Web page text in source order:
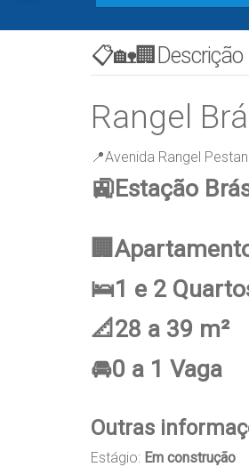
📋🏡🏢Descrição
Rangel
📍Avenida Rangel
🚉Estação
🛌1 e 2
📐28 a 39 m²
🚘0 a 1 Vaga
Outras
Estágio: Em construção